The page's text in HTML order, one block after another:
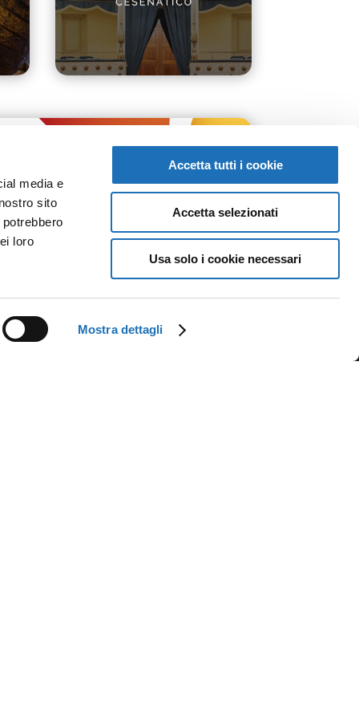
media e
sito
loro
Mostra dettagli
Accetta tutti i cookie
Accetta selezionati
Usa solo i cookie necessari